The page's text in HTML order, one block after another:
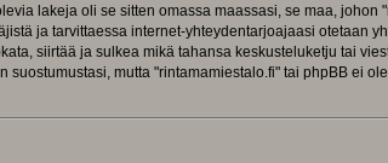
lakeja oli se sitten omassa maassasi, se maa, johon
ja tarvittaessa internet-yhteydentarjoajaasi otetaan
siirtää ja sulkea mikä tahansa keskusteluketju tai
mutta "rintamamiestalo.fi" tai phpBB ei